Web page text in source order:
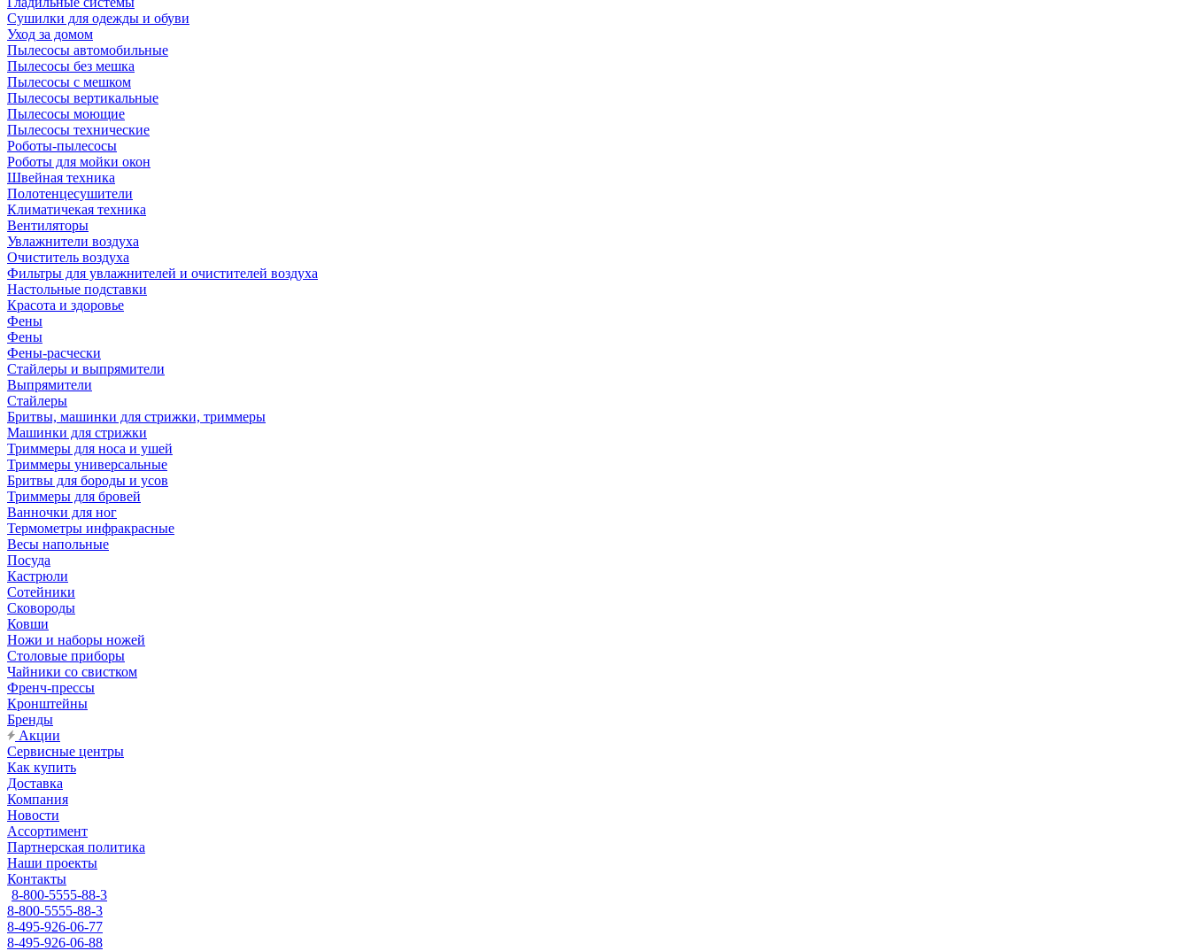
Сушилки для одежды и обуви
Уход за домом
Пылесосы автомобильные
Пылесосы без мешка
Пылесосы с мешком
Пылесосы вертикальные
Пылесосы моющие
Пылесосы технические
Роботы-пылесосы
Роботы для мойки окон
Швейная техника
Полотенцесушители
Климатичекая техника
Вентиляторы
Увлажнители воздуха
Очиститель воздуха
Фильтры для увлажнителей и очистителей воздуха
Настольные подставки
Красота и здоровье
Фены
Фены
Фены-расчески
Стайлеры и выпрямители
Выпрямители
Стайлеры
Бритвы, машинки для стрижки, триммеры
Машинки для стрижки
Триммеры для носа и ушей
Триммеры универсальные
Бритвы для бороды и усов
Триммеры для бровей
Ванночки для ног
Термометры инфракрасные
Весы напольные
Посуда
Кастрюли
Сотейники
Сковороды
Ковши
Ножи и наборы ножей
Столовые приборы
Чайники со свистком
Френч-прессы
Кронштейны
Бренды
Акции
Сервисные центры
Как купить
Доставка
Компания
Новости
Ассортимент
Партнерская политика
Наши проекты
Контакты
8-800-5555-88-3
8-800-5555-88-3
8-495-926-06-77
8-495-926-06-88